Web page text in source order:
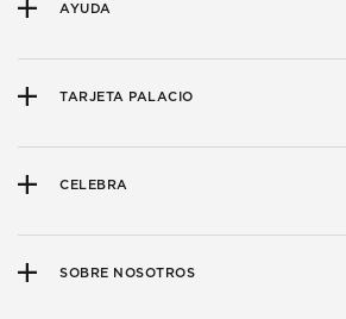
AYUDA
TARJETA PALACIO
CELEBRA
SOBRE NOSOTROS